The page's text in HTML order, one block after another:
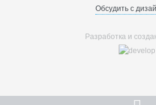
Обсудить с
Разработка и